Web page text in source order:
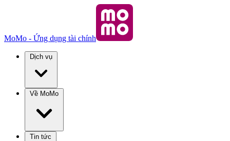
MoMo - Ứng dụng tài chính
Dịch vụ
Về MoMo
Tin tức